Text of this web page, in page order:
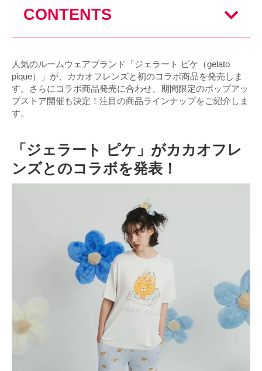
CONTENTS
人気のルームウェアブランド「ジェラート ピケ（gelato
pique）」が、カカオフレンズと初のコラボ商品を発売しま
す。さらにコラボ商品発売に合わせ、期間限定のポップアッ
プストア開催も決定！注目の商品ラインナップをご紹介しま
す。
「ジェラート ピケ」がカカオフレ
ンズとのコラボを発表！